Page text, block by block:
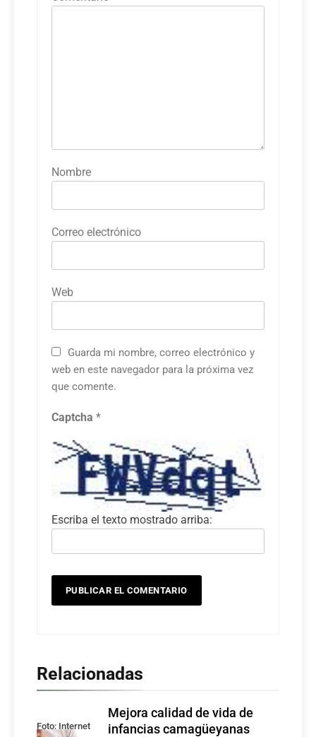
Nombre
Correo electrónico
Web
Guarda mi nombre, correo electrónico y
web en este navegador para la próxima vez
que comente.
Captcha *
Escriba el texto mostrado arriba:
Relacionadas
Foto: Internet
Mejora calidad de vida de
infancias camagüeyanas